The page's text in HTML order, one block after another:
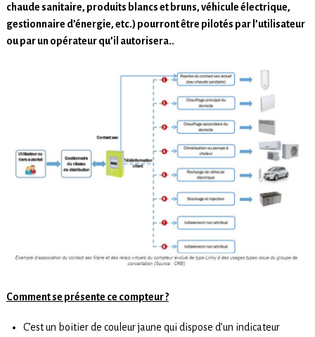
chaude sanitaire, produits blancs et bruns, véhicule électrique,
gestionnaire d’énergie, etc.) pourront être pilotés par l’utilisateur
ou par un opérateur qu’il autorisera..
Comment se présente ce compteur ?
C’est un boitier de couleur jaune qui dispose d’un indicateur